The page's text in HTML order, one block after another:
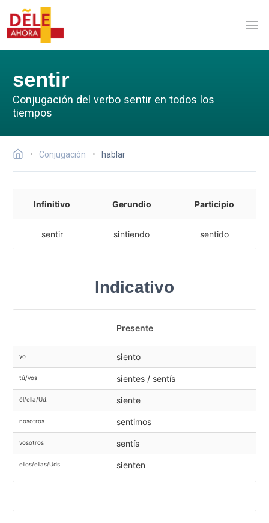
sentir
Conjugación del verbo sentir en todos los
tiempos
Conjugación hablar
Infinitivo Gerundio Participio
sentir sintiendo sentido
Indicativo
Presente
yo siento
tú/vos sientes / sentís
él/ella/Ud. siente
nosotros sentimos
vosotros sentís
ellos/ellas/Uds. sienten